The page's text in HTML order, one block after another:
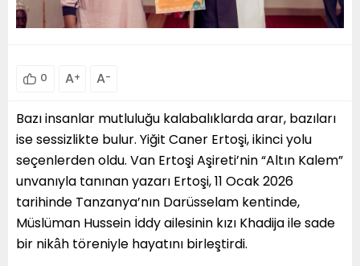
0 A+ A-
Bazı insanlar mutluluğu kalabalıklarda arar, bazıları
ise sessizlikte bulur. Yiğit Caner Ertoşi, ikinci yolu
seçenlerden oldu. Van Ertoşi Aşireti’nin “Altın Kalem”
unvanıyla tanınan yazarı Ertoşi, 11 Ocak 2026
tarihinde Tanzanya’nın Darüsselam kentinde,
Müslüman Hussein İddy ailesinin kızı Khadija ile sade
bir nikâh töreniyle hayatını birleştirdi.